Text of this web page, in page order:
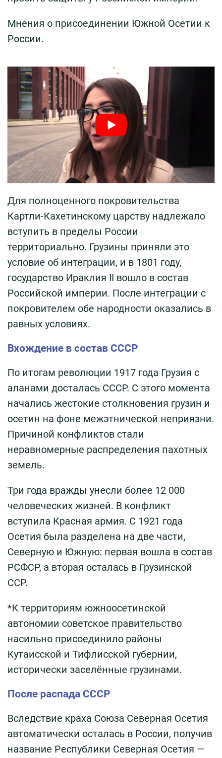
Мнения о присоединении Южной Осетии к
России.
Для полноценного покровительства
Картли-Кахетинскому царству надлежало
вступить в пределы России
территориально. Грузины приняли это
условие об интеграции, и в 1801 году,
государство Ираклия II вошло в состав
Российской империи. После интеграции с
покровителем обе народности оказались в
равных условиях.
Вхождение в состав СССР
По итогам революции 1917 года Грузия с
аланами досталась СССР. С этого момента
начались жестокие столкновения грузин и
осетин на фоне межэтнической неприязни.
Причиной конфликтов стали
неравномерные распределения пахотных
земель.
Три года вражды унесли более 12 000
человеческих жизней. В конфликт
вступила Красная армия. С 1921 года
Осетия была разделена на две части,
Северную и Южную: первая вошла в состав
РСФСР, а вторая осталась в Грузинской
ССР.
*К территориям южноосетинской
автономии советское правительство
насильно присоединило районы
Кутаисской и Тифлисской губернии,
исторически заселённые грузинами.
После распада СССР
Вследствие краха Союза Северная Осетия
автоматически осталась в России, получив
название Республики Северная Осетия —